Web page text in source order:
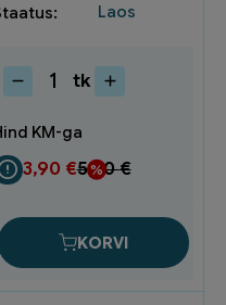
Laos
Klaaskiudteip
TLK502
kogus
tk
5,20€
3,90 €
KORVI